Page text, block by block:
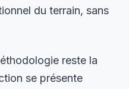
du terrain, sans
reste la
se présente